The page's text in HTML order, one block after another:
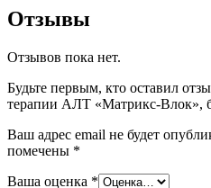
Отзывы
Отзывов пока нет.
Будьте первым, кто оставил
терапии АЛТ «Матрикс-Влок»,
Ваш адрес email не будет
помечены *
Ваша оценка *